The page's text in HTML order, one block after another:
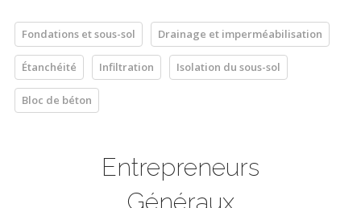
Fondations et sous-sol Drainage et imperméabilisation
Étanchéité Infiltration Isolation du sous-sol
Bloc de béton
Entrepreneurs
Généraux